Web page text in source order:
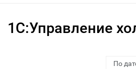
1С:Управление